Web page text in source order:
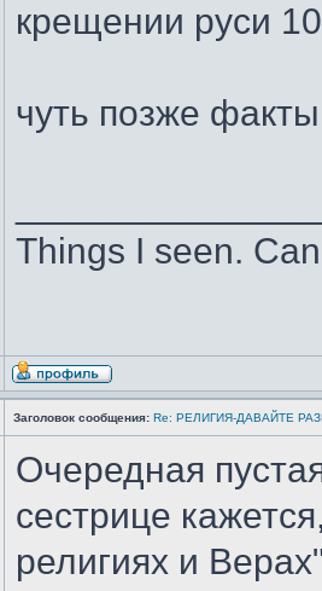
крещении руси
чуть позже
Things I seen.
Заголовок сообщения: Re: РЕЛИГИЯ-ДАВАЙТЕ
Очередная
сестрице
религиях и